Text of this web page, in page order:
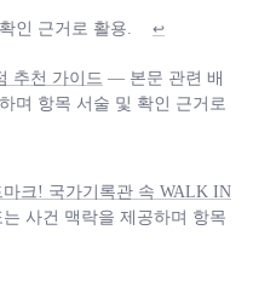
인 근거로 활용. ↩
추천 가이드 — 본문 관련 배
며 항목 서술 및 확인 근거로
크! 국가기록관 속 WALK IN
사건 맥락을 제공하며 항목